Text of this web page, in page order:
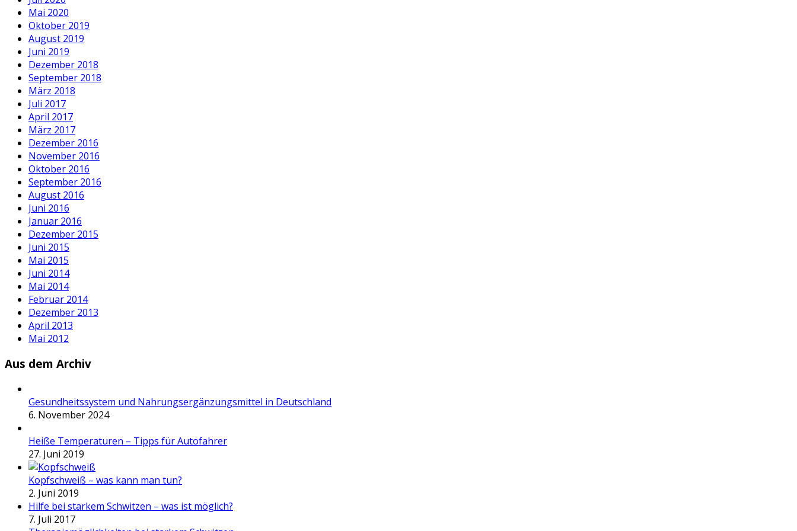
Mai 2020
Oktober 2019
August 2019
Juni 2019
Dezember 2018
September 2018
März 2018
Juli 2017
April 2017
März 2017
Dezember 2016
November 2016
Oktober 2016
September 2016
August 2016
Juni 2016
Januar 2016
Dezember 2015
Juni 2015
Mai 2015
Juni 2014
Mai 2014
Februar 2014
Dezember 2013
April 2013
Mai 2012
Aus dem Archiv
Gesundheitssystem und Nahrungsergänzungsmittel in Deutschland
6. November 2024
Heiße Temperaturen – Tipps für Autofahrer
27. Juni 2019
Kopfschweiß – was kann man tun?
2. Juni 2019
Hilfe bei starkem Schwitzen – was ist möglich?
7. Juli 2017